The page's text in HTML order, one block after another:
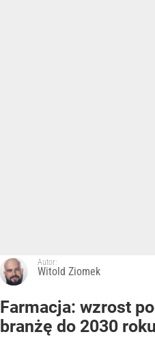
Autor:
Witold Ziomek
Farmacja: wzrost
branżę do 2030